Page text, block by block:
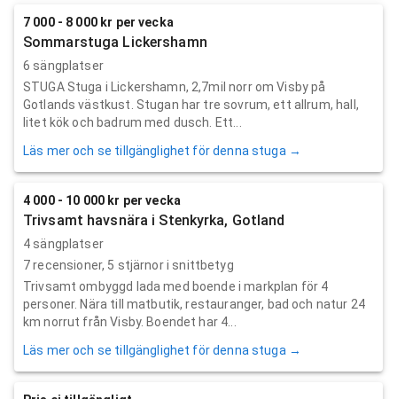
7 000 - 8 000 kr per vecka
Sommarstuga Lickershamn
6 sängplatser
STUGA Stuga i Lickershamn, 2,7mil norr om Visby på
Gotlands västkust. Stugan har tre sovrum, ett allrum, hall,
litet kök och badrum med dusch. Ett...
Läs mer och se tillgänglighet för denna stuga →
4 000 - 10 000 kr per vecka
Trivsamt havsnära i Stenkyrka, Gotland
4 sängplatser
7recensioner, 5 stjärnor i snittbetyg
Trivsamt ombyggd lada med boende i markplan för 4
personer. Nära till matbutik, restauranger, bad och natur 24
km norrut från Visby. Boendet har 4...
Läs mer och se tillgänglighet för denna stuga →